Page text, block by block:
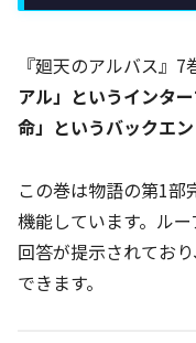
『廻天のアルバス』7
アル」というインタ
命」というバックエ
この巻は物語の第1部
機能しています。ル
回答が提示されてお
できます。